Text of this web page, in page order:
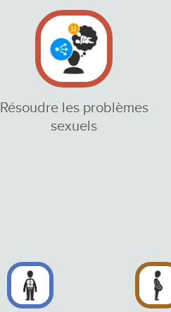
Résoudre les problèmes
sexuels